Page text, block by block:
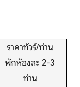
ราคาทัวร์/ท่าน
พักห้องละ 2-3
ท่าน